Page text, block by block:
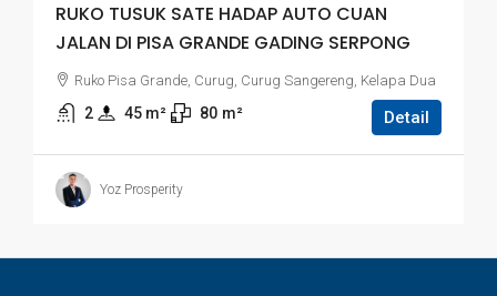
RUKO TUSUK SATE HADAP AUTO CUAN
JALAN DI PISA GRANDE GADING SERPONG
Ruko Pisa Grande, Curug, Curug Sangereng, Kelapa Dua
2 45 m² 80 m² Detail
Yoz Prosperity